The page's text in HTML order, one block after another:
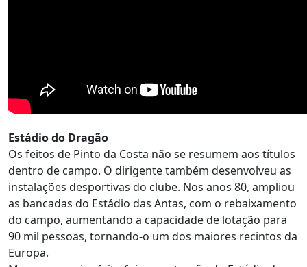
Estádio do Dragão
Os feitos de Pinto da Costa não se resumem aos títulos
dentro de campo. O dirigente também desenvolveu as
instalações desportivas do clube. Nos anos 80, ampliou
as bancadas do Estádio das Antas, com o rebaixamento
do campo, aumentando a capacidade de lotação para
90 mil pessoas, tornando-o um dos maiores recintos da
Europa.